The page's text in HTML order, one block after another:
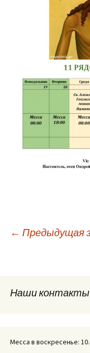
записям
← Предыдущая
Наши контакты
Месса в воскресенье: